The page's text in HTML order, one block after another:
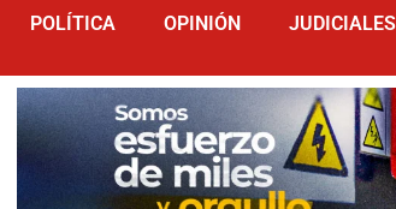
POLÍTICA OPINIÓN JUDICIALES